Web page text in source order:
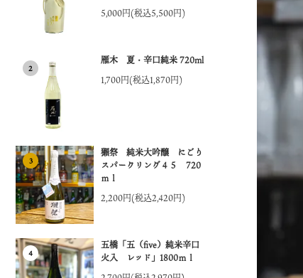
5,000円(税込5,500円)
2
雁木 夏・辛口純米 720ml
1,700円(税込1,870円)
3
獺祭 純米大吟醸 にごり
スパークリング４５ 720
ｍｌ
2,200円(税込2,420円)
4
五橋「五（five）純米辛口
火入 レッド」1800ｍｌ